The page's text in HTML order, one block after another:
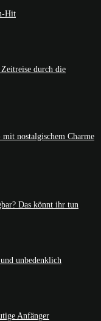
Hit
durch die
nostalgischem Charme
Das könnt ihr tun
unbedenklich
Anfänger